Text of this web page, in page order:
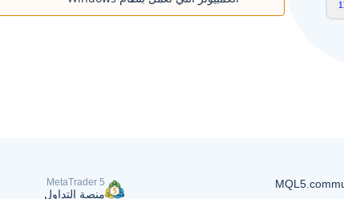
MetaTrader 5
منصة التداول